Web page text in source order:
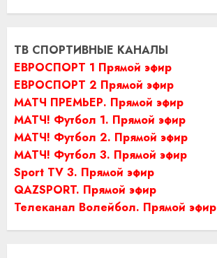
ТВ СПОРТИВНЫЕ КАНАЛЫ
ЕВРОСПОРТ 1 Прямой эфир
ЕВРОСПОРТ 2 Прямой эфир
МАТЧ ПРЕМЬЕР. Прямой эфир
МАТЧ! Футбол 1. Прямой эфир
МАТЧ! Футбол 2. Прямой эфир
МАТЧ! Футбол 3. Прямой эфир
Sport TV 3. Прямой эфир
QAZSPORT. Прямой эфир
Телеканал Волейбол. Прямой эфир